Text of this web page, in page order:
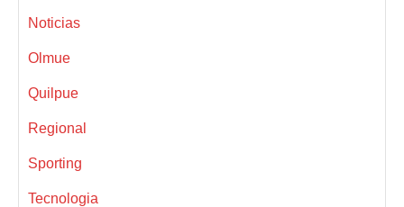
Noticias
Olmue
Quilpue
Regional
Sporting
Tecnologia